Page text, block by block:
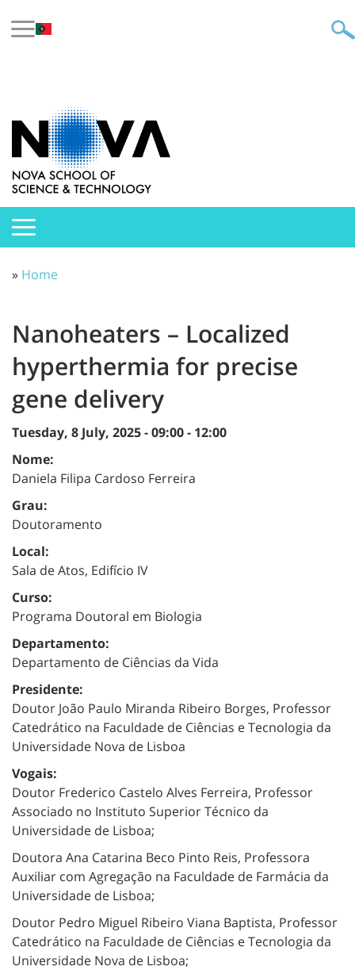
» Home
Nanoheaters – Localized
hyperthermia for precise
gene delivery
Tuesday, 8 July, 2025 -09:00- 12:00
Nome:
Daniela Filipa Cardoso Ferreira
Grau:
Doutoramento
Local:
Sala de Atos, Edifício IV
Curso:
Programa Doutoral em Biologia
Departamento:
Departamento de Ciências da Vida
Presidente:
Doutor João Paulo Miranda Ribeiro Borges, Professor
Catedrático na Faculdade de Ciências e Tecnologia da
Universidade Nova de Lisboa
Vogais:
Doutor Frederico Castelo Alves Ferreira, Professor
Associado no Instituto Superior Técnico da
Universidade de Lisboa;
Doutora Ana Catarina Beco Pinto Reis, Professora
Auxiliar com Agregação na Faculdade de Farmácia da
Universidade de Lisboa;
Doutor Pedro Miguel Ribeiro Viana Baptista, Professor
Catedrático na Faculdade de Ciências e Tecnologia da
Universidade Nova de Lisboa;